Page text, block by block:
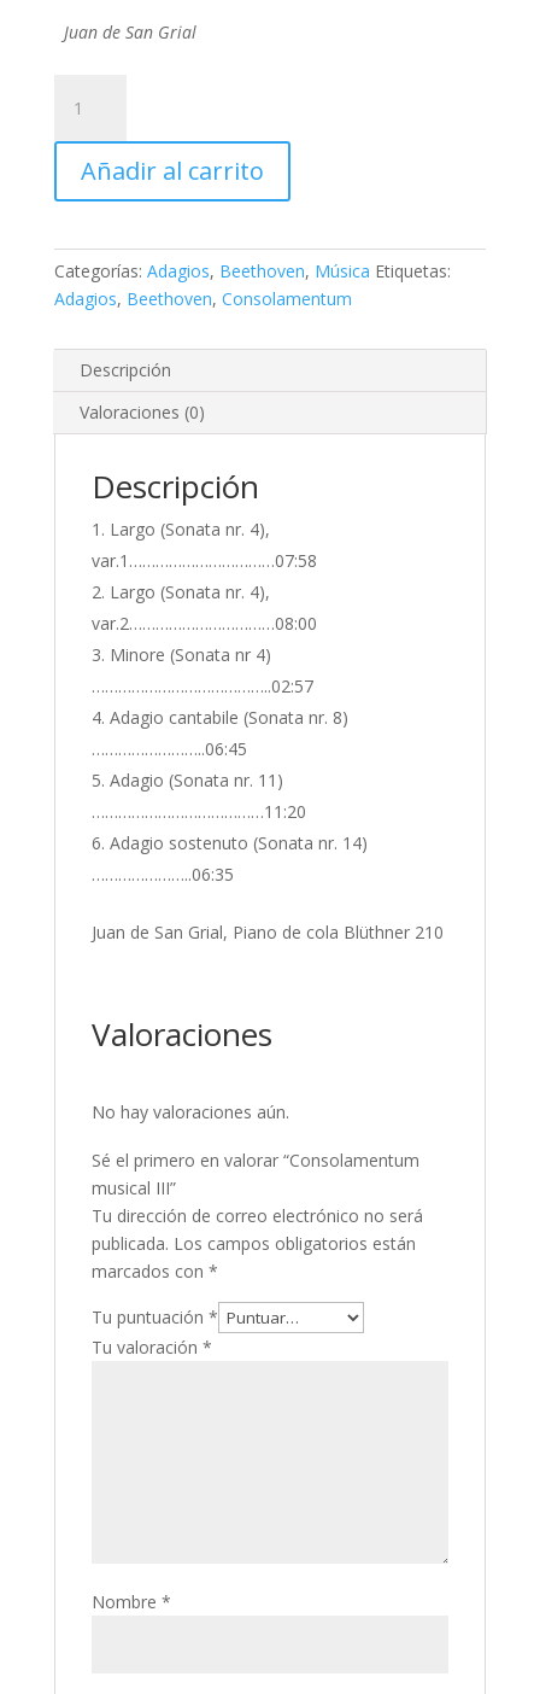
Juan de San Grial
musical
III
cantidad
Añadir al carrito
Categorías: Adagios, Beethoven, Música Etiquetas:
Adagios, Beethoven, Consolamentum
Descripción
Valoraciones (0)
Descripción
Largo (Sonata nr. 4),
var.1……………………………07:58
Largo (Sonata nr. 4),
var.2……………………………08:00
Minore (Sonata nr 4)
…………………………………..02:57
Adagio cantabile (Sonata nr. 8)
……………………..06:45
Adagio (Sonata nr. 11)
…………………………………11:20
Adagio sostenuto (Sonata nr. 14)
…………………..06:35
Juan de San Grial, Piano de cola Blüthner 210
Valoraciones
No hay valoraciones aún.
Sé el primero en valorar “Consolamentum
musical III”
Tu dirección de correo electrónico no será
publicada. Los campos obligatorios están
marcados con *
Tu puntuación *
Tu valoración *
Nombre *